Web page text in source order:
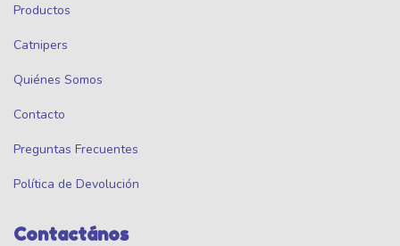
Productos
Catnipers
Quiénes Somos
Contacto
Preguntas Frecuentes
Política de Devolución
Contactános